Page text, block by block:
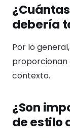
debería
Por lo
proporcionan
contexto.
¿Son
de estilo